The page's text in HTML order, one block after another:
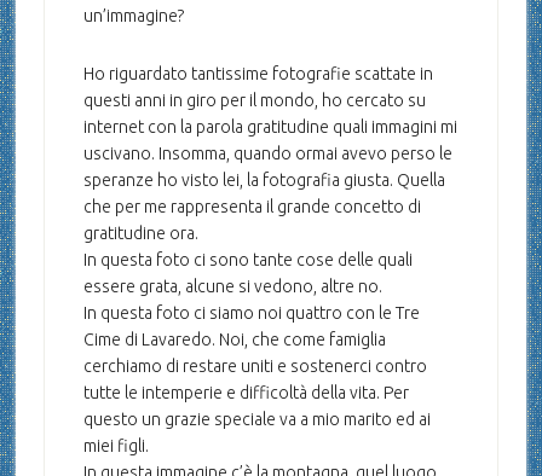
un’immagine?
Ho riguardato tantissime fotografie scattate in
questi anni in giro per il mondo, ho cercato su
internet con la parola gratitudine quali immagini mi
uscivano. Insomma, quando ormai avevo perso le
speranze ho visto lei, la fotografia giusta. Quella
che per me rappresenta il grande concetto di
gratitudine ora.
In questa foto ci sono tante cose delle quali
essere grata, alcune si vedono, altre no.
In questa foto ci siamo noi quattro con le Tre
Cime di Lavaredo. Noi, che come famiglia
cerchiamo di restare uniti e sostenerci contro
tutte le intemperie e difficoltà della vita. Per
questo un grazie speciale va a mio marito ed ai
miei figli.